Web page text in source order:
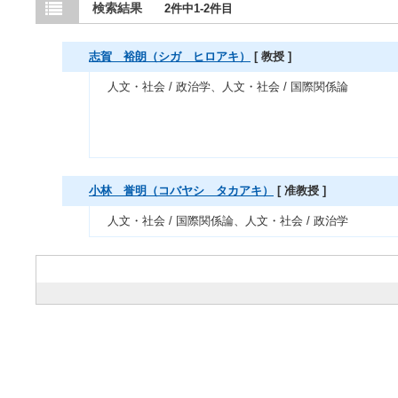
検索結果 2件中1-2件目
志賀 裕朗（シガ ヒロアキ） [ 教授 ]
人文・社会 / 政治学、人文・社会 / 国際関係論
小林 誉明（コバヤシ タカアキ） [ 准教授 ]
人文・社会 / 国際関係論、人文・社会 / 政治学